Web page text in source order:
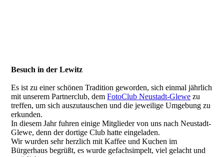
Besuch in der Lewitz
Es ist zu einer schönen Tradition geworden, sich einmal jährlich
mit unserem Partnerclub, demFotoClub Neustadt-Glewe zu
treffen, um sich auszutauschen und die jeweilige Umgebung zu
erkunden.
In diesem Jahr fuhren einige Mitglieder von uns nach Neustadt-
Glewe, denn der dortige Club hatte eingeladen.
Wir wurden sehr herzlich mit Kaffee und Kuchen im
Bürgerhaus begrüßt, es wurde gefachsimpelt, viel gelacht und